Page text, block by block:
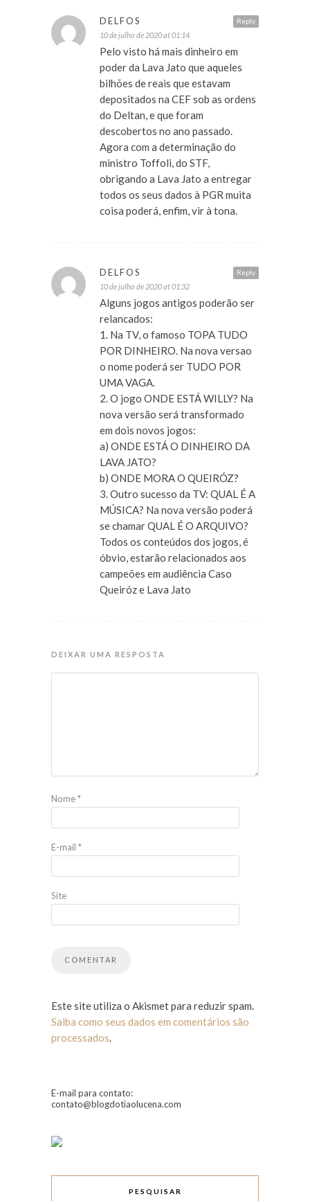
Reply
DELFOS
10 de julho de 2020 at 01:14
Pelo visto há mais dinheiro em
poder da Lava Jato que aqueles
bilhões de reais que estavam
depositados na CEF sob as ordens
do Deltan, e que foram
descobertos no ano passado.
Agora com a determinação do
ministro Toffoli, do STF,
obrigando a Lava Jato a entregar
todos os seus dados à PGR muita
coisa poderá, enfim, vir à tona.
Reply
DELFOS
10 de julho de 2020 at 01:32
Alguns jogos antigos poderão ser
relancados:
1. Na TV, o famoso TOPA TUDO
POR DINHEIRO. Na nova versao
o nome poderá ser TUDO POR
UMA VAGA.
2. O jogo ONDE ESTÁ WILLY? Na
nova versão será transformado
em dois novos jogos:
a) ONDE ESTÁ O DINHEIRO DA
LAVA JATO?
b) ONDE MORA O QUEIRÓZ?
3. Outro sucesso da TV: QUAL É A
MÚSICA? Na nova versão poderá
se chamar QUAL É O ARQUIVO?
Todos os conteúdos dos jogos, é
óbvio, estarão relacionados aos
campeões em audiência Caso
Queiróz e Lava Jato
DEIXAR UMA RESPOSTA
Nome*
E-mail *
Site
Este site utiliza o Akismet para reduzir spam.
Saiba como seus dados em comentários são
processados.
E-mail para contato:
contato@blogdotiaolucena.com
PESQUISAR